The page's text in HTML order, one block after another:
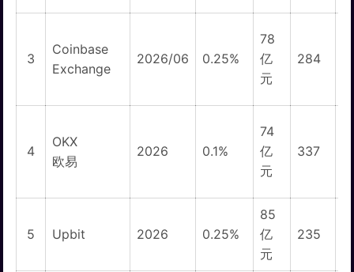
3
Coinbase
Exchange
2026/06 0.25%
78
亿
元
284
4
OKX
欧易
2026 0.1%
74
亿
元
337
5 Upbit 2026 0.25%
85
亿
元
235